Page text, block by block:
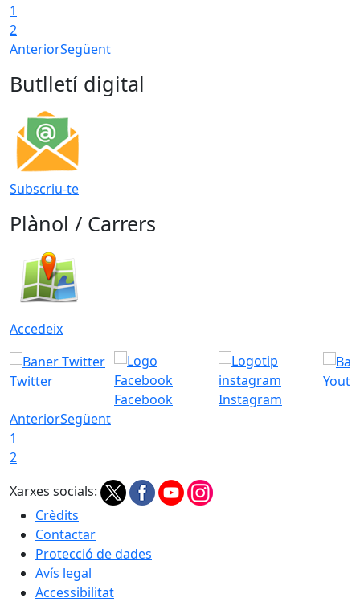
1
2
AnteriorSegüent
Butlletí digital
Subscriu-te
Plànol / Carrers
Accedeix
Twitter
Facebook
Instagram
AnteriorSegüent
1
2
Xarxes socials:
Crèdits
Contactar
Protecció de dades
Avís legal
Accessibilitat